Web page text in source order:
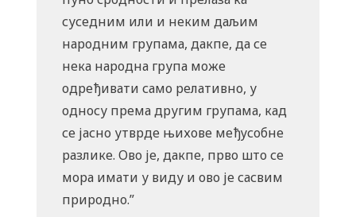
суседним или и неким даљим
народним групама, дакпе, да се
нека народна група може
одређивати само релативно, у
односу према другим групама, кад
се јасно утврде њихове међусобне
разлике. Ово је, дакпе, прво што се
мора имати у виду и ово је сасвим
природно.”